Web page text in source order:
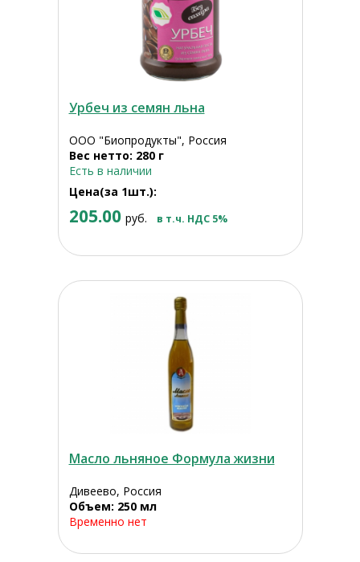
Урбеч из семян льна
ООО "Биопродукты", Россия
Вес нетто: 280 г
Есть в наличии
Цена(за 1шт.):
205.00 руб. в т.ч. НДС 5%
Масло льняное Формула жизни
Дивеево, Россия
Объем: 250 мл
Временно нет